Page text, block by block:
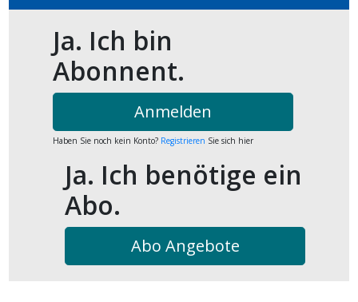
Ja. Ich bin
Abonnent.
Anmelden
Haben Sie noch kein Konto? Registrieren Sie sich hier
Ja. Ich benötige ein
Abo.
Abo Angebote